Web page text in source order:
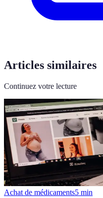
Articles similaires
Continuez votre lecture
Achat de médicaments5 min